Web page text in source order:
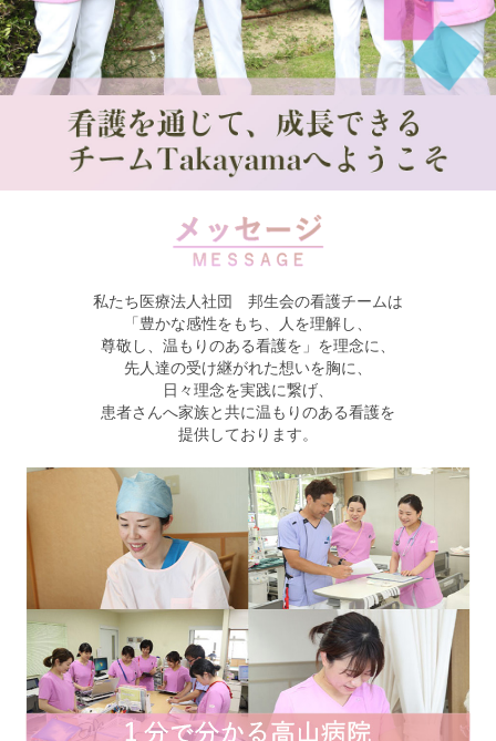
私たち医療法人社団 邦生会の看護チームは
「豊かな感性をもち、人を理解し、
尊敬し、温もりのある看護を」を理念に、
先人達の受け継がれた想いを胸に、
日々理念を実践に繋げ、
患者さんへ家族と共に温もりのある看護を
提供しております。